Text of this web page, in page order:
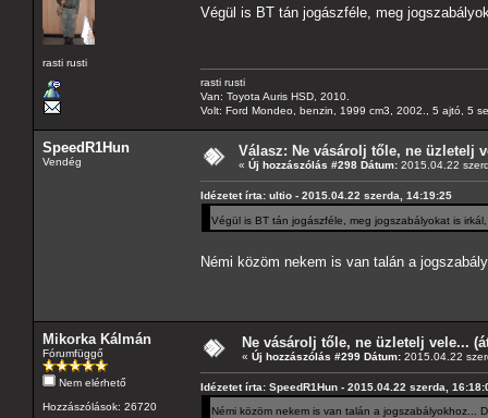
rasti rusti
Végül is BT tán jogászféle, meg
rasti rusti
Van: Toyota Auris HSD, 2010.
Volt: Ford Mondeo, benzin, 1999 cm3, 2002., 5 ajtó, 5
SpeedR1Hun
Vendég
Válasz: Ne vásárolj tőle, ne üzletelj
« Új hozzászólás #298 Dátum: 2015.04.22
Idézetet írta: ultio - 2015.04.22 szerda, 14:19:25
Végül is BT tán jogászféle, meg jogszabályokat is
Némi közöm nekem is van talán a
Mikorka Kálmán
Fórumfüggő
Nem elérhető
Hozzászólások: 26720
Ne vásárolj tőle, ne üzletelj vele...
« Új hozzászólás #299 Dátum: 2015.04.22
Idézetet írta: SpeedR1Hun - 2015.04.22 szerda,
Némi közöm nekem is van talán a jogszabályokhoz...